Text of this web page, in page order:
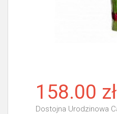
158.00 zł
Dostojna Urodzinowa